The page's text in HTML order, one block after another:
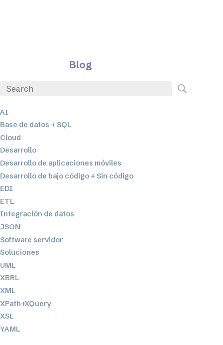
Blog
AI
Base de datos + SQL
Cloud
Desarrollo
Desarrollo de aplicaciones móviles
Desarrollo de bajo código + Sin código
EDI
ETL
Integración de datos
JSON
Software servidor
Soluciones
UML
XBRL
XML
XPath+XQuery
XSL
YAML